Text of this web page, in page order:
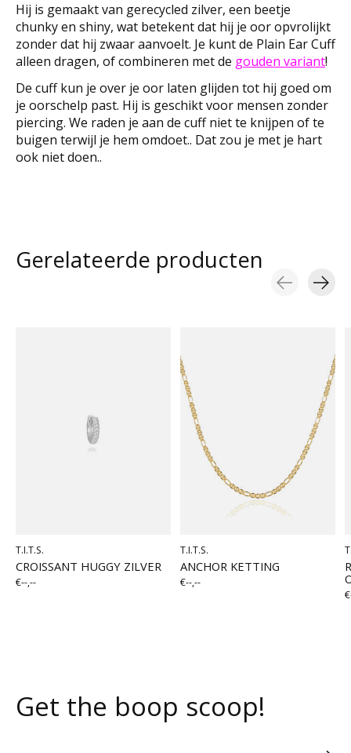
Hij is gemaakt van gerecycled zilver, een beetje
chunky en shiny, wat betekent dat hij je oor opvrolijkt
zonder dat hij zwaar aanvoelt. Je kunt de Plain Ear Cuff
alleen dragen, of combineren met de gouden variant!
De cuff kun je over je oor laten glijden tot hij goed om
je oorschelp past. Hij is geschikt voor mensen zonder
piercing. We raden je aan de cuff niet te knijpen of te
buigen terwijl je hem omdoet.. Dat zou je met je hart
ook niet doen..
Gerelateerde producten
T.I.T.S.
CROISSANT HUGGY ZILVER
€--,--
T.I.T.S.
ANCHOR KETTING
€--,--
Get the boop scoop!